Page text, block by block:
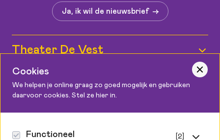
Ja, ik wil de nieuwsbrief
Theater De Vest
Wie zijn wij?
Medewerkers
Podium Cadeaukaart
Informatie
Contact
Theater De Vest
Cookies
We helpen je online graag zo goed mogelijk en gebruiken
daarvoor cookies. Stel ze hier in.
Functioneel [2]